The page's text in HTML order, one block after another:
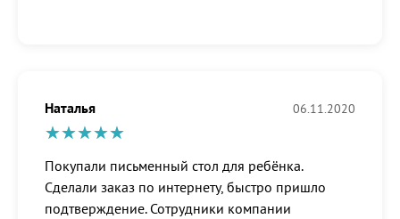
Наталья 06.11.2020
Покупали письменный стол для ребёнка.
Сделали заказ по интернету, быстро пришло
подтверждение. Сотрудники компании